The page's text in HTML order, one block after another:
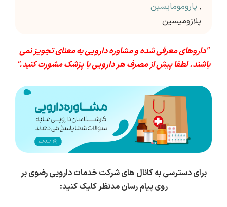
, پارومومایسین
پلازومیسین
"داروهای معرفی شده و مشاوره دارویی به معنای تجویز نمی
باشند. لطفا پیش از مصرف هر دارویی با پزشک مشورت کنید."
برای دسترسی به کانال های شرکت خدمات دارویی رضوی بر
روی پیام رسان مدنظر کلیک کنید: